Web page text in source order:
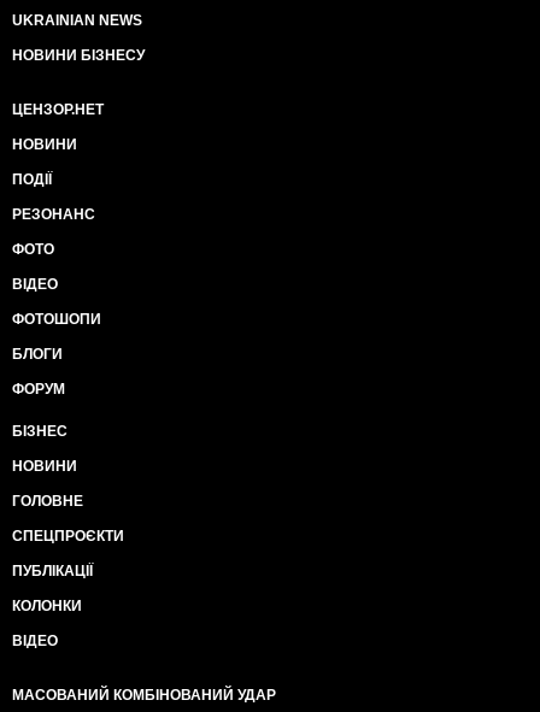
UKRAINIAN NEWS
НОВИНИ БІЗНЕСУ
ЦЕНЗОР.НЕТ
НОВИНИ
ПОДІЇ
РЕЗОНАНС
ФОТО
ВІДЕО
ФОТОШОПИ
БЛОГИ
ФОРУМ
БІЗНЕС
НОВИНИ
ГОЛОВНЕ
СПЕЦПРОЄКТИ
ПУБЛІКАЦІЇ
КОЛОНКИ
ВІДЕО
МАСОВАНИЙ КОМБІНОВАНИЙ УДАР